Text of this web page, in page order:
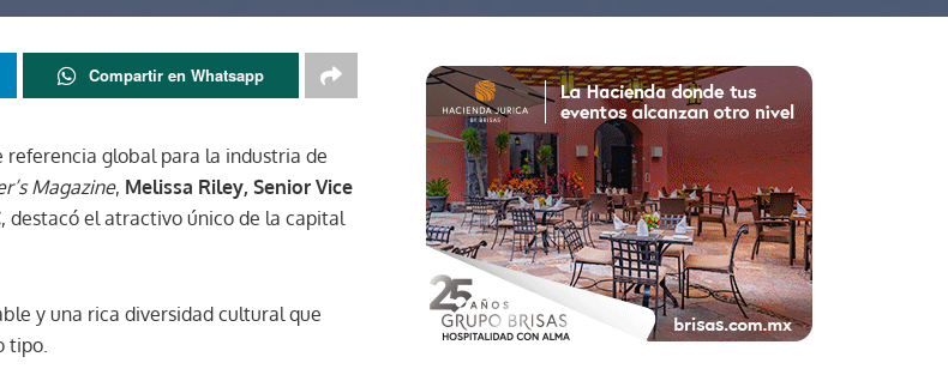
Compartir en Whatsapp
referencia global para la industria de
Magazine, Melissa Riley, Senior Vice
, destacó el atractivo único de la capital
y una rica diversidad cultural que
tipo.